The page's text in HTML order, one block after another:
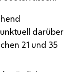
darüber
21 und 35